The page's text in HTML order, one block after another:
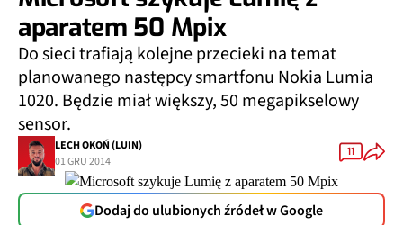
aparatem 50 Mpix
Do sieci trafiają kolejne przecieki na temat
planowanego następcy smartfonu Nokia Lumia
1020. Będzie miał większy, 50 megapikselowy
sensor.
LECH OKOŃ (LUIN)
01 GRU 2014
11
Dodaj do ulubionych źródeł w Google